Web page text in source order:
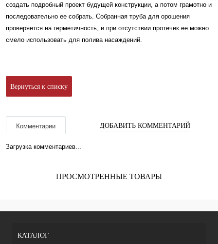
создать подробный проект будущей конструкции, а потом грамотно и
последовательно ее собрать. Собранная труба для орошения
проверяется на герметичность, и при отсутствии протечек ее можно
смело использовать для полива насаждений.
Вернуться к списку
Комментарии ДОБАВИТЬ КОММЕНТАРИЙ
Загрузка комментариев...
ПРОСМОТРЕННЫЕ ТОВАРЫ
КАТАЛОГ